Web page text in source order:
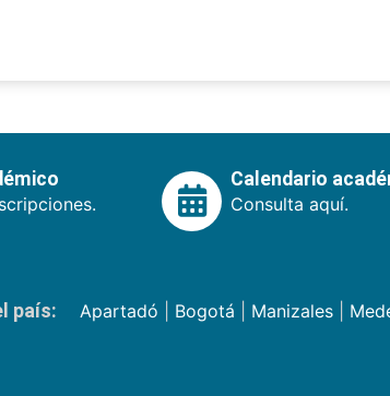
Calendario
Consulta aquí.
país: Apartadó Bogotá Manizales|